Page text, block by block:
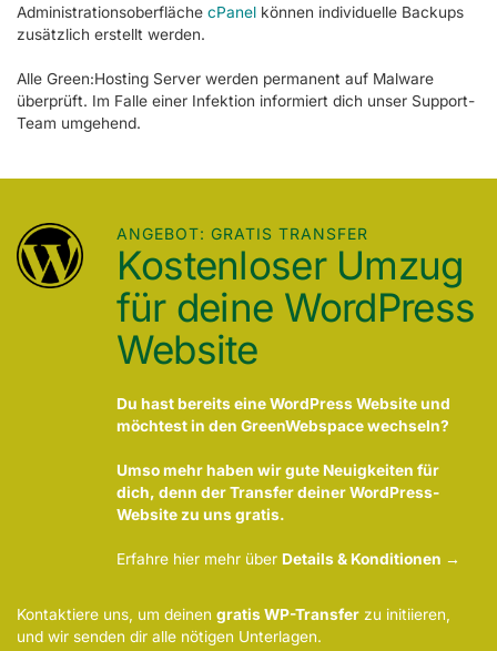
Administrationsoberfläche cPanel können individuelle Backups
zusätzlich erstellt werden.
Alle Green:Hosting Server werden permanent auf Malware
überprüft. Im Falle einer Infektion informiert dich unser Support-
Team umgehend.
ANGEBOT: GRATIS TRANSFER
Kostenloser Umzug
für deine WordPress
Website
Du hast bereits eine WordPress Website und
möchtest in den GreenWebspace wechseln?
Umso mehr haben wir gute Neuigkeiten für
dich, denn der Transfer deiner WordPress-
Website zu uns gratis.
Erfahre hier mehr über Details & Konditionen →
Kontaktiere uns, um deinen gratis WP-Transfer zu initiieren,
und wir senden dir alle nötigen Unterlagen.